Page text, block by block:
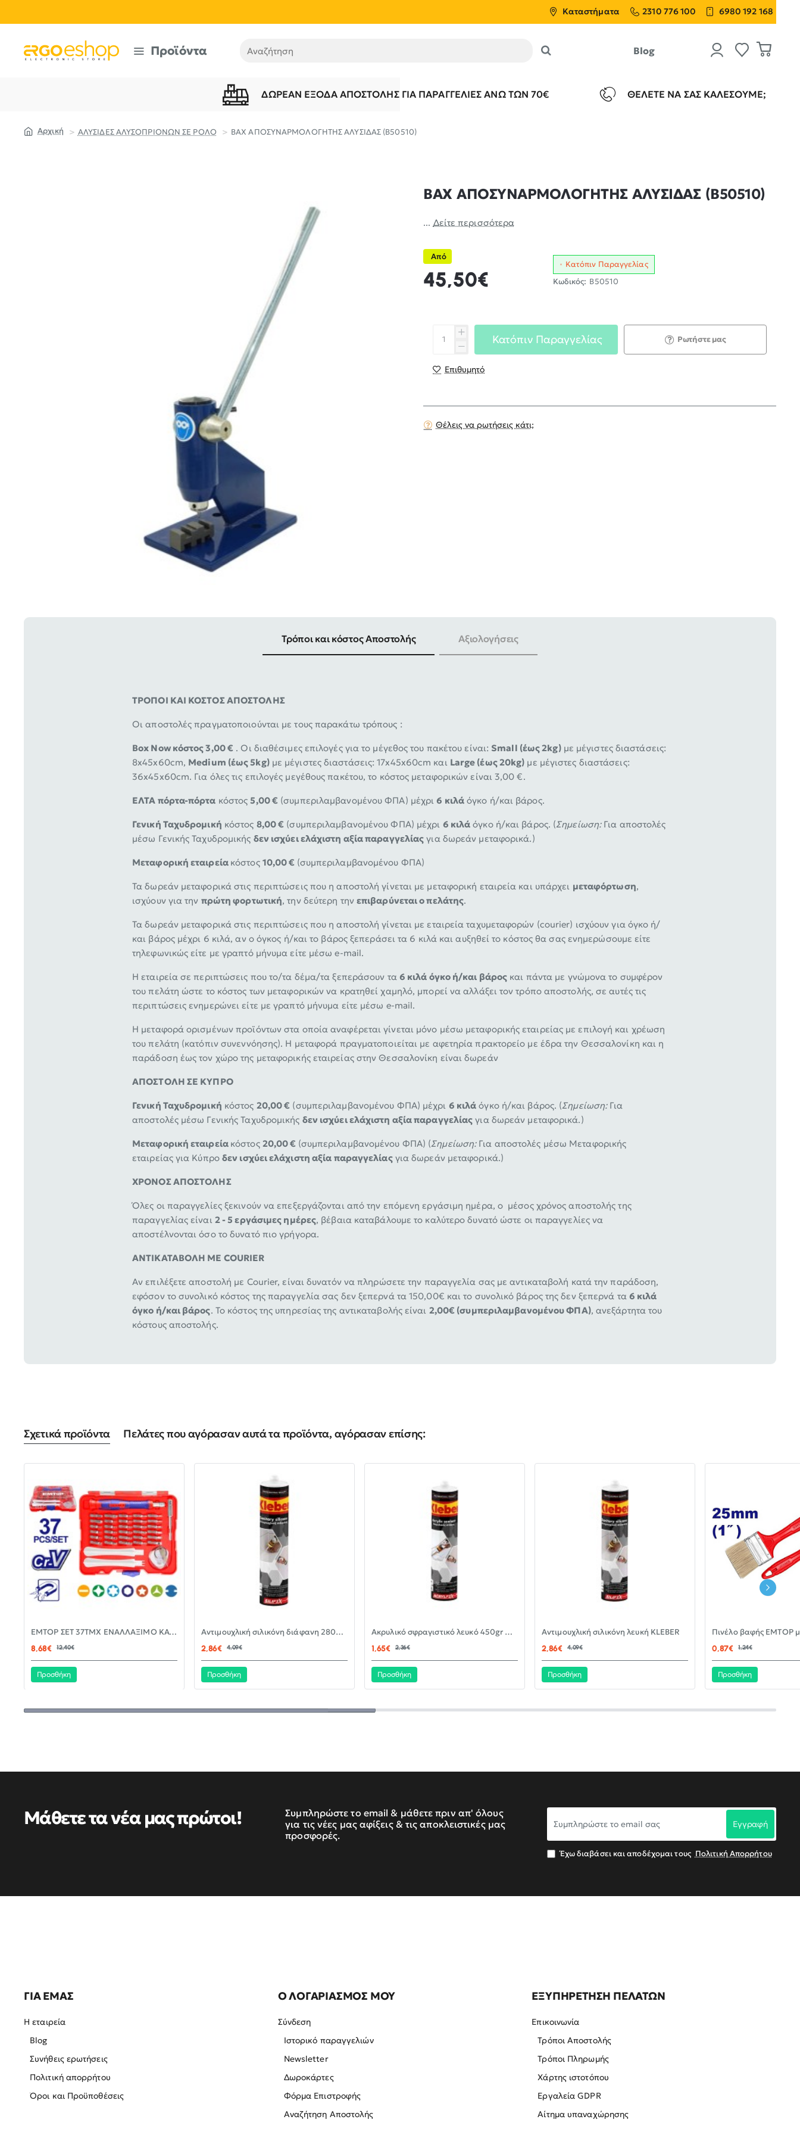
Καταστήματα 2310 776 100 6980 192 168
Προϊόντα Αναζήτηση Blog
ΔΩΡΕΆΝ ΈΞΟΔΑ ΑΠΟΣΤΟΛΉΣ ΓΙΑ ΠΑΡΑΓΓΕΛΊΕΣ ΆΝΩ ΤΩΝ 70€ ΘΈΛΕΤΕ ΝΑ ΣΑΣ ΚΑΛΈΣΟΥΜΕ;
ΑΛΥΣΙΔΕΣ ΑΛΥΣΟΠΡΙΟΝΩΝ ΣΕ ΡΟΛΟ BAX ΑΠΟΣΥΝΑΡΜΟΛΟΓΗΤΗΣ ΑΛΥΣΙΔΑΣ (B50510)
BAX ΑΠΟΣΥΝΑΡΜΟΛΟΓΗΤΗΣ ΑΛΥΣΙΔΑΣ (B50510)
... Δείτε περισσότερα
Από
45,50€
Κατόπιν Παραγγελίας
Κωδικός: B50510
Κατόπιν Παραγγελίας Ρωτήστε μας
Επιθυμητό
Θέλεις να ρωτήσεις κάτι;
Τρόποι και κόστος Αποστολής Αξιολογήσεις
ΤΡΟΠΟΙ ΚΑΙ ΚΟΣΤΟΣ ΑΠΟΣΤΟΛΗΣ
Οι αποστολές πραγματοποιούνται με τους παρακάτω τρόπους :
Box Now κόστος 3,00 € . Οι διαθέσιμες επιλογές για το μέγεθος του πακέτου είναι: Small (έως 2kg)με μέγιστες διαστάσεις:
8x45x60cm, Medium (έως 5kg)με μέγιστες διαστάσεις: 17x45x60cm και Large (έως 20kg) με μέγιστες διαστάσεις:
36x45x60cm. Για όλες τις επιλογές μεγέθους πακέτου, το κόστος μεταφορικών είναι 3,00 €.
ΕΛΤΑ πόρτα-πόρτα κόστος5,00 € (συμπεριλαμβανομένου ΦΠΑ) μέχρι6 κιλάόγκο ή/και βάρος.
Γενική Ταχυδρομική κόστος 8,00 € (συμπεριλαμβανομένου ΦΠΑ) μέχρι 6 κιλά όγκο ή/και βάρος. (Σημείωση:Για αποστολές
μέσω Γενικής Ταχυδρομικής δεν ισχύει ελάχιστη αξία παραγγελίας για δωρεάν μεταφορικά.)
Μεταφορική εταιρεία κόστος 10,00 € (συμπεριλαμβανομένου ΦΠΑ)
Τα δωρεάν μεταφορικά στις περιπτώσεις που η αποστολή γίνεται με μεταφορική εταιρεία και υπάρχει μεταφόρτωση,
ισχύουν για την πρώτη φορτωτική, την δεύτερη την επιβαρύνεται ο πελάτης.
Τα δωρεάν μεταφορικά στις περιπτώσεις που η αποστολή γίνεται με εταιρεία ταχυμεταφορών (courier) ισχύουν για όγκο ή/
και βάρος μέχρι 6 κιλά, αν o όγκος ή/και το βάρος ξεπεράσει τα 6 κιλά και αυξηθεί το κόστος θα σας ενημερώσουμε είτε
τηλεφωνικώς είτε με γραπτό μήνυμα είτε μέσω e-mail.
Η εταιρεία σε περιπτώσεις που το/τα δέμα/τα ξεπεράσουν τα 6 κιλά όγκο ή/και βάρος και πάντα με γνώμονα το συμφέρον
του πελάτη ώστε το κόστος των μεταφορικών να κρατηθεί χαμηλό, μπορεί να αλλάξει τον τρόπο αποστολής, σε αυτές τις
περιπτώσεις ενημερώνει είτε με γραπτό μήνυμα είτε μέσω e-mail.
Η μεταφορά ορισμένων προϊόντων στα οποία αναφέρεται γίνεται μόνο μέσω μεταφορικής εταιρείας με επιλογή και χρέωση
του πελάτη (κατόπιν συνεννόησης). Η μεταφορά πραγματοποιείται με αφετηρία πρακτορείο με έδρα την Θεσσαλονίκη και η
παράδοση έως τον χώρο της μεταφορικής εταιρείας στην Θεσσαλονίκη είναι δωρεάν
ΑΠΟΣΤΟΛΗ ΣΕ ΚΥΠΡΟ
Γενική Ταχυδρομική κόστος 20,00 € (συμπεριλαμβανομένου ΦΠΑ) μέχρι 6 κιλά όγκο ή/και βάρος. (Σημείωση:Για
αποστολές μέσω Γενικής Ταχυδρομικής δεν ισχύει ελάχιστη αξία παραγγελίας για δωρεάν μεταφορικά.)
Μεταφορική εταιρεία κόστος 20,00 € (συμπεριλαμβανομένου ΦΠΑ) (Σημείωση:Για αποστολές μέσω Μεταφορικής
εταιρείας για Κύπρο δεν ισχύει ελάχιστη αξία παραγγελίαςγια δωρεάν μεταφορικά.)
ΧΡΟΝΟΣ ΑΠΟΣΤΟΛΗΣ
Όλες οι παραγγελίες ξεκινούν να επεξεργάζονται από την επόμενη εργάσιμη ημέρα, ο μέσος χρόνος αποστολής της
παραγγελίας είναι 2 - 5 εργάσιμες ημέρες, βέβαια καταβάλουμε το καλύτερο δυνατό ώστε οι παραγγελίες να
αποστέλνονται όσο το δυνατό πιο γρήγορα.
ΑΝΤΙΚΑΤΑΒΟΛΗ ΜΕ COURIER
Aν επιλέξετε αποστολή με Courier, είναι δυνατόν να πληρώσετε την παραγγελία σας με αντικαταβολή κατά την παράδοση,
εφόσον το συνολικό κόστος της παραγγελία σας δεν ξεπερνά τα 150,00€ και το συνολικό βάρος της δεν ξεπερνά τα 6 κιλά
όγκο ή/και βάρος. Το κόστος της υπηρεσίας της αντικαταβολής είναι 2,00€ (συμπεριλαμβανομένου ΦΠΑ), ανεξάρτητα του
κόστους αποστολής.
Σχετικά προϊόντα Πελάτες που αγόρασαν αυτά τα προϊόντα, αγόρασαν επίσης:
-30%EMTOP ΣΕΤ 37ΤΜΧ ΕΝΑΛΛΑΞΙΜΟ ΚΑΤΣΑΒΙΔΙ ΜΕ ΜΥΤΕΣ EBST03702
8,68€
12,40€
Προσθήκη
-30%Αντιμουχλική σιλικόνη διάφανη 280ml KLEBER
2,86€
4,09€
Προσθήκη
-30%Ακρυλικό σφραγιστικό λευκό 450gr KLEBER
1,65€
2,36€
Προσθήκη
-30%
Αντιμουχλική σιλικόνη λευκή KLEBER
2,86€
4,09€
Προσθήκη
0,87€ 1,24€
Προσθήκη
Μάθετε τα νέα μας πρώτοι!
Συμπληρώστε το email & μάθετε πριν απ' όλους
για τις νέες μας αφίξεις & τις αποκλειστικές μας
προσφορές.
το
σας
Εγγραφή
Έχω διαβάσει και αποδέχομαι τους Πολιτική Απορρήτου
ΓΙΑ ΕΜΑΣ
Η εταιρεία
Blog
Συνήθεις ερωτήσεις
Πολιτική απορρήτου
Όροι και Προϋποθέσεις
Ο ΛΟΓΑΡΙΑΣΜΟΣ ΜΟΥ
Σύνδεση
Ιστορικό παραγγελιών
Newsletter
Δωροκάρτες
Φόρμα Επιστροφής
Αναζήτηση Αποστολής
ΕΞΥΠΗΡΕΤΗΣΗ ΠΕΛΑΤΩΝ
Επικοινωνία
Τρόποι Αποστολής
Τρόποι Πληρωμής
Χάρτης ιστοτόπου
Εργαλεία GDPR
Αίτημα υπαναχώρησης